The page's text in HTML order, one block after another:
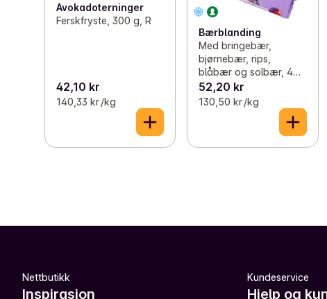
Avokadoterninger
Ferskfryste, 300 g, R
42,10 kr
140,33 kr /kg
Bærblanding
Med bringebær,
bjørnebær, rips,
blåbær og solbær, 400
g, R
52,20 kr
130,50 kr /kg
Nettbutikk
Inspirasjon
Kundeservice
Hjelp og